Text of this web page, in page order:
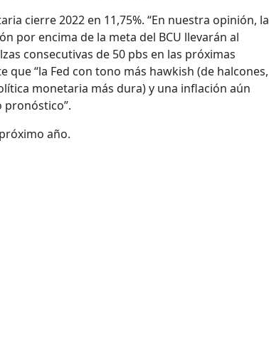
cierre 2022 en 11,75%. “En nuestra opinión, la
por encima de la meta del BCU llevarán al
consecutivas de 50 pbs en las próximas
que “la Fed con tono más hawkish (de halcones,
monetaria más dura) y una inflación aún
pronóstico”.
año.